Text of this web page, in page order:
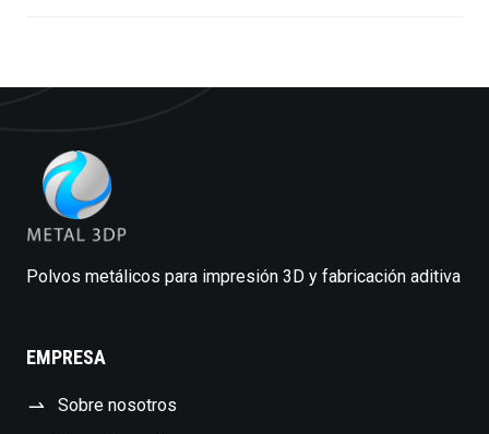
Polvos metálicos para impresión 3D y fabricación aditiva
EMPRESA
Sobre nosotros